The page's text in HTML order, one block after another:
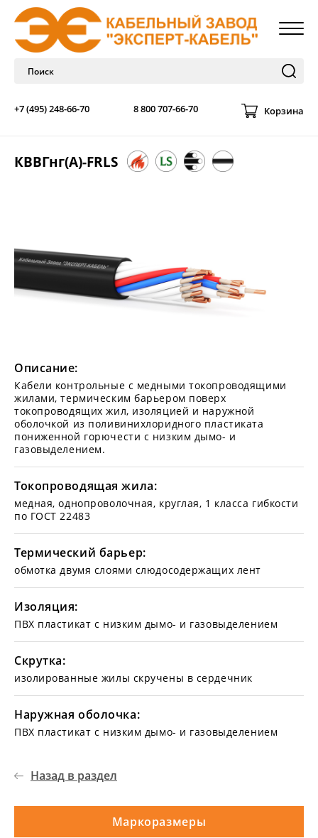
+7 (495) 248-66-70 8 800 707-66-70 Корзина
КВВГнг(А)-FRLS
Описание:
Кабели контрольные с медными токопроводящими
жилами, термическим барьером поверх
токопроводящих жил, изоляцией и наружной
оболочкой из поливинихлоридного пластиката
пониженной горючести с низким дымо- и
газовыделением.
Токопроводящая жила:
медная, однопроволочная, круглая, 1 класса гибкости
по ГОСТ 22483
Термический барьер:
обмотка двумя слоями слюдосодержащих лент
Изоляция:
ПВХ пластикат с низким дымо- и газовыделением
Скрутка:
изолированные жилы скручены в сердечник
Наружная оболочка:
ПВХ пластикат с низким дымо- и газовыделением
Назад в раздел
Маркоразмеры